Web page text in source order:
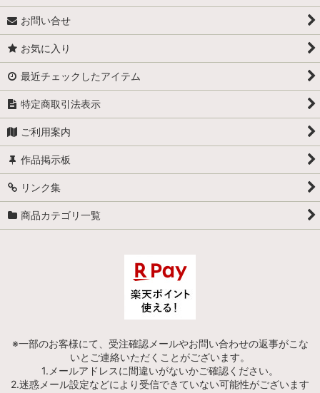
お問い合せ
お気に入り
最近チェックしたアイテム
特定商取引法表示
ご利用案内
作品掲示板
リンク集
商品カテゴリ一覧
※一部のお客様にて、受注確認メールやお問い合わせの返事がこな
いとご連絡いただくことがございます。
1.メールアドレスに間違いがないかご確認ください。
2.迷惑メール設定などにより受信できていない可能性がございます